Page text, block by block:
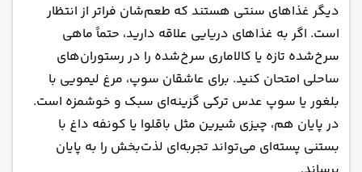
دیگر غذاهای سنتی هستند که طعم‌شان فراتر از انتظار
است. اگر به غذاهای دریایی علاقه دارید، حتماً ماهی
سرخ‌شده تازه یا کالاماری سرخ‌شده را در رستوران‌های
ساحلی امتحان کنید. برای عاشقان سوپ، مرغ لیمویی با
بلغور یا سوپ عدس ترکی گزینه‌ای سبک و خوشمزه است.
در پایان هم، چیزی شیرین مثل باقلوا یا کونفه داغ با
بستنی پسته‌ای می‌تواند تجربه‌ای لذت‌بخش را به پایان